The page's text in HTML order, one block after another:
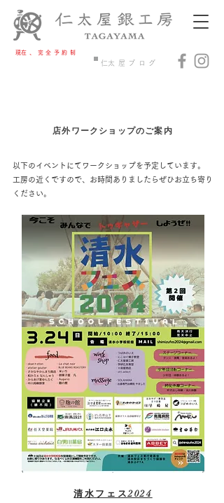
​現在、完全予約制​
​仁太屋ブログ
店外ワークショップのご案内
以下のイベントにてワークショップを予定しています。
​工房の近くですので、お時間ありましたらぜひお立ち寄り
ください。
清水フェス2024